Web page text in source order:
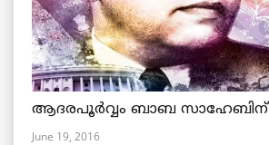
ആദരപൂര്‍വ്വം ബാബ സാഹേബിന്
June 19, 2016